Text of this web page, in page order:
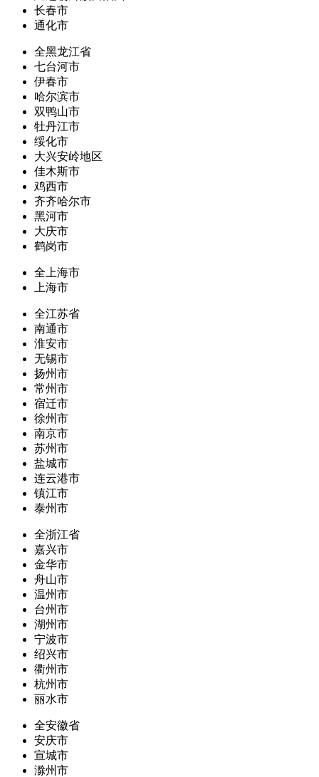
长春市
通化市
全黑龙江省
七台河市
伊春市
哈尔滨市
双鸭山市
牡丹江市
绥化市
大兴安岭地区
佳木斯市
鸡西市
齐齐哈尔市
黑河市
大庆市
鹤岗市
全上海市
上海市
全江苏省
南通市
淮安市
无锡市
扬州市
常州市
宿迁市
徐州市
南京市
苏州市
盐城市
连云港市
镇江市
泰州市
全浙江省
嘉兴市
金华市
舟山市
温州市
台州市
湖州市
宁波市
绍兴市
衢州市
杭州市
丽水市
全安徽省
安庆市
宣城市
滁州市